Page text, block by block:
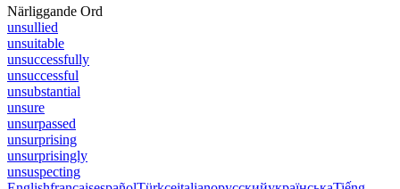
Närliggande Ord
unsullied
unsuitable
unsuccessfully
unsuccessful
unsubstantial
unsure
unsurpassed
unsurprising
unsurprisingly
unsuspecting